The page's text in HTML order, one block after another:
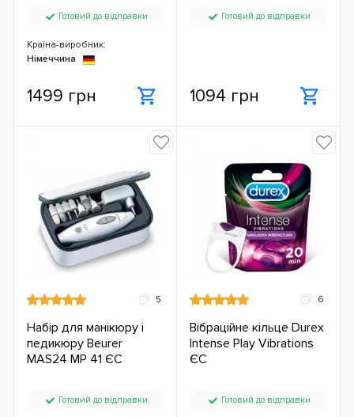
Готовий до відправки
Країна-виробник:
Німеччина
1499 грн
Готовий до відправки
1094 грн
5
Набір для манікюру і
педикюру Beurer
MAS24 MP 41 ЄС
Готовий до відправки
6
Вібраційне кільце Durex
Intense Play Vibrations
ЄС
Готовий до відправки